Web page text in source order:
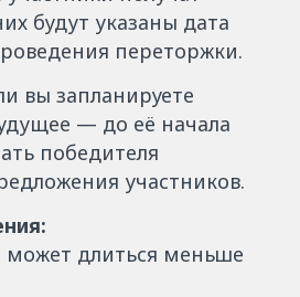
будут указаны дата
переторжки.
вы запланируете
— до её начала
победителя
участников.
может длиться меньше